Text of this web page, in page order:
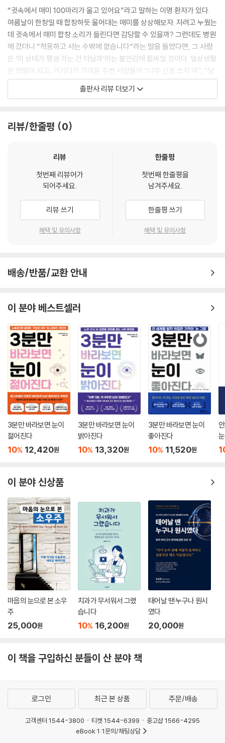
신호로 바꾸는 중요한 역할을 하고 있기 때문입니다.
내이에는 거미줄처럼 가는 혈관이 촘촘히 뻗어 있습니다. 눈에 보이지 않
을 만큼 미세한 혈관망이라서 ‘혈관조(stria vascularis)’라고도 부릅니
다. 그렇게 극도로 가느다란 혈관이 내이의 기능에 필요한 산소와 영양을
보내고 있는 것입니다.
이것은 무엇을 의미할까요? 혈관이 가늘기 때문에 아주 사소한 일로도 혈
류가 끊어지기 쉽습니다. 그러면 내이는 정상적으로 작동할 수 없게 됩니
다. 그 결과, 유모세포의 마찰음을 강하게 느껴 이명이 발생하는 것입니다.
즉, 내이에서 기인하는 이명의 원인은 혈류장애라고 할 수 있습니다.
서
경우가 많이 보입니다. 뇌의 과민은 뇌가 자극에 대해 필요 이상으로 반응
하는 바람에 소리나 빛, 감각을 강하게 느끼게 되는 상태입니다.
특히 눈에 띄는 것은 두통이나 불면증이 강하게 나타나는 타입입니다. 우
리의 뇌에는 얼굴의 감각을 뇌로 전달하는 삼차신경이 이어져 있습니다.
이 신경은 촉각과 온도감각 외에 통각도 담당합니다. 이명이 악화되어 두
명이 되어버리면, 와우신경의 흥분이 영향을 주어 삼차신경의 기능도 과민
해져 끈질긴 통증을 일으키는 경우가 있습니다.
다. 서양의학 클리닉에서 침 치료를 하는 것은 보기 드문 광경일지도 모르
--- p.84 「이런 이명 환자가 일부러 찾아온다」 중에서
환자들은 특히 한약을 어느 때 쓰는지 궁금해합니다. 제가 이명 환자에게
한약을 쓰는 목적을 세 가지로 정리해보았습니다.
첫째, 과흥분된 신경계를 ‘진정 가능한 상태’로 되돌리기 위해서 한약을 씁
니다. 많은 이명 환자들이 항상 긴장되어 있습니다. 작은 자극에도 과민하
게 반응하며, 쉬어야 할 때도 뇌가 쉬지를 못 합니다. 이 상태에서는 소리재
활훈련도 침 치료도 효과가 일시적이거나 불안정해집니다. 한약은 뇌와 신
경계를 ‘치료를 받아들일 수 있는 상태’로 만드는 것이 목적입니다.
둘째, 이명이 계속 유지되는 것은 몸 전체에 그것을 작동시키는 요인들이
있기 때문인데, 한약은 이것들을 조절할 수 있습니다. 불면, 소화장애, 만
성피로, 불안, 우울, 냉증, 두근거림 등은 이명 환자에게 흔히 동반되는 증
상들입니다. 서양의학에서는 이것들을 각각 다른 문제로 다루지만, 한의학
다.
한약은 이명만을 겨냥하지 않습니다. 이명을 지속시키는 몸 전체의 조건을
함께 바꿀 수 있기 때문에 한약을 씁니다.
--- p.132 「한약 치료는 어떤 환자에게 도움이 되는가」 중에서
한약 치료의 기본 전제는 병명보다는 환자가 겪는 상태를 전체적으로 살피
는 것입니다. 이명과 동반 증상, 체질과 정서 반응을 함께 고려해서 치료 전
략을 세웁니다. ‘귀에 소리가 울리는 증상이 왜 나타나게 되었는가’를 치료
대상으로 하는 것으로, 이명 자체보다는 이명을 키우는 환경을 먼저 바꾸
는 치료라고 할 수 있습니다.
병이 명확한 양상일 때 양약은 매우 강력하게 작용하지만, 이명이 생활습
관, 감정, 체질과 얽혀 만성 상태가 되면 이때는 한약이 치료가 아니라 양약
의 빈틈을 메워주는 확장 치료가 되는 것입니다. 불면, 예민해짐, 피로에 취
약함 등에 해당하거나, 스트레스에 이명이 악화된다면 한약이 치료 속도와
60대 여성 미순(가명) 씨는 밤이 되면 이명이 커져서 잠들기 어려웠고, 새
집착과 공포 반응이 눈에 띄게 감소했습니다.
--- pp.160-161 「한약은 양약 치료의 간극을 메울 수 있다」 중에서
“귓속에서 매미 100마리가 울고 있어요”라고 말하는 이명 환자가 있다.
여름날이 한창일 때 합창하듯 울어대는 매미를 상상해보자. 자려고 누웠는
데 귓속에서 매미 합창 소리가 들린다면 감당할 수 있을까? 그런데도 병원
에 갔더니 “적응하고 사는 수밖에 없습니다”라는 말을 들었다면, 그 사람
은 ‘이 상태가 평생 가는 건 아닐까’라는 불안감에 휩싸일 것이다. 일상생활
은 엉망이 되고, 거기다가 가까운 주변 사람들이 “너무 신경 쓰지 마”, “당
장 생명이 위태로운 건 아니잖아”라고 한다면, 환자는 고독감이 깊어져 ‘더
이상 살고 싶지 않다’라는 생각에 이를 수 있다.
경험이 있다. 40대 후반의 한 여성은 수면제 40알을 삼키고 자살을 시도
에서 그녀는 이렇게 말했다고 한다. “오죽하면 자살하려고 했겠습니까. 아
수도 없고, 이루 말할 수 없이 못 견딜 지경입니다. 이대로 안 멈추면 그야
말로 미쳐버릴 것 같아요. 이럴 바엔 죽는 게 낫죠.”
일본의 이비인후과 진료실에서도 안타까운 일이 있었다. 초진부터 정성을
다해 증상을 줄여가고 있었던 이명 환자가 어느 날 극단적인 선택을 시도
리게 통감하며 공유해왔다. “이명 앓아보셨나요? 안 아파본 사람은 쉽게
이야기합니다”라고 환자가 던지는 푸념은 결코 가볍지 않다. 이명에는 난
청, 어지럼증, 불안, 우울, 두통, 불면, 소화장애, 인지 저하 등 다양한 동반
증상이 따라오기 때문에 더욱 문제는 심각하다. 오랫동안 치료를 따로 받
지 못해 만성화되었다면 이명은 더욱 중증이 되고 복합적으로 원인이 서로
얽혀 치료를 더 어렵게 만든다.
“치료자의 관점이 아니라 불편을 경험하는 환자 관점에서 보면
단일 접근이 아니라 입체적, 통합적 접근이 필요하다”
사카타 히데아키 박사는 이명 진단에 있어 문진(問診)의 중요성을 특별히
질문을 자주 받을 정도다. 과거로 거슬러 올라가 자세한 이야기를 듣지 않
귀만 보고 있어서는 알 수 없는 원인이 생활습관, 스트레스, 과거의 어떤 사
이명은 하나의 증상이지만, 이명 환자가 겪고 있는 고통들은 하나의 증상
이 아니며 모두가 같은 패턴으로 나타나는 것이 아니다. 어떤 사람은 이명
소리에 지나치게 집착하는 것이 문제이며, 어떤 사람은 이명보다는 집중력
이 떨어지고 몸이 힘들다고 한다. 어떤 사람은 피곤하면 이명이 심해지고,
어떤 사람은 1시간이라도 잠을 덜 자면 악화된다. 어떤 사람은 고음의 이명
소리가 들리고, 어떤 사람의 저음의 이명 소리가 들린다. 이명이 생기는 원
인과 배경은 다양하며 복합적이다. 따라서 치료 또한 입체적이고 통합적인
치료여야 한다는 것이 두 사람의 주장이며 25년간 유지해온 연구 협업의
결론이다.
사)에 보험이 적용된다. 다른 지역은 보험이 안 되는 곳이 대부분이라 환자
민해져 끈질긴 통증을 유발하는 타입이 많습니다. 저는 이럴 때 침 치료를
합니다”라고 그는 말한다. 일본에는 한의사가 따로 없지만, 의과대학에서
한방의학 교육을 받는 사람이 많고 양방과 한방의 통합 치료가 일반적이
다. 90%의 의사가 한방약을 처방한 경험이 있다고 할 정도다. 제도적 뒷받
출판사 리뷰 더보기
리뷰/한줄평 0
리뷰
첫번째 리뷰어가
되어주세요.
리뷰 쓰기
혜택 및 유의사항
한줄평
첫번째 한줄평을
남겨주세요.
한줄평 쓰기
혜택 및 유의사항
배송/반품/교환 안내
이 분야 베스트셀러
3분만 바라보면 눈이
젊어진다
10% 12,420원
3분만 바라보면 눈이
밝아진다
10% 13,320원
3분만 바라보면 눈이
좋아진다
10% 11,520원
이 분야 신상품
마음의 눈으로 본 소우
주
25,000원
치과가 무서워서 그랬
습니다
10% 16,200원
태어날 땐 누구나 원시
였다
20,000원
이 책을 구입하신 분들이 산 분야 책
로그인 최근 본 상품 주문/배송
고객센터 1544-3800 티켓 1544-6399
중고샵 1566-4295
eBook 1:1문의/채팅상담